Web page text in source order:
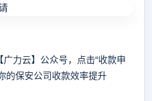
力云】公众号，点击“收款申
的保安公司收款效率提升